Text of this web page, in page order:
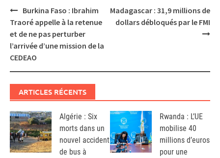
Post
navigation
Burkina Faso : Ibrahim
Traoré appelle à la retenue
et de ne pas perturber
l’arrivée d’une mission de la
CEDEAO
Madagascar : 31,9 millions de
dollars débloqués par le FMI
ARTICLES RÉCENTS
Algérie : Six
morts dans un
nouvel accident
de bus à
Rwanda : L’UE
mobilise 40
millions d’euros
pour une